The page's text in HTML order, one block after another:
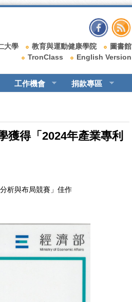
大學 教育與運動健康學院
圖書館
TronClass
English Version
工作機會 捐款專區
獲得「2024年產業專利
析與布局競賽」佳作